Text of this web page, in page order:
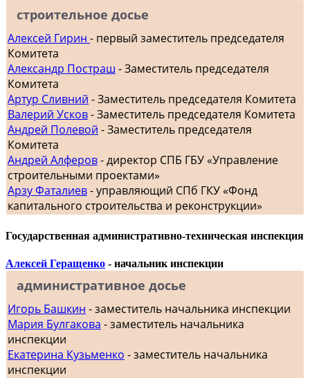
строительное досье
Алексей Гирин - первый заместитель председателя
Комитета
Александр Постраш - Заместитель председателя
Комитета
Артур Сливний - Заместитель председателя Комитета
Валерий Усков- Заместитель председателя Комитета
Андрей Полевой - Заместитель председателя
Комитета
Андрей Алферов- директор СПБ ГБУ «Управление
строительными проектами»
Арзу Фаталиев- управляющий СПб ГКУ «Фонд
капитального строительства и реконструкции»
Государственная административно-техническая инспекция
Алексей Геращенко - начальник инспекции
административное досье
Игорь Башкин - заместитель начальника инспекции
Мария Булгакова - заместитель начальника
инспекции
Екатерина Кузьменко - заместитель начальника
инспекции